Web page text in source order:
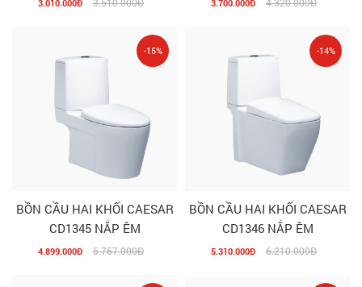
3.010.000Đ 3.510.000Đ 3.700.000Đ 4.320.000Đ
BỒN CẦU HAI KHỐI CAESAR
CD1345 NẮP ÊM
4.899.000Đ 5.767.000Đ
-15%
BỒN CẦU HAI KHỐI CAESAR
CD1346 NẮP ÊM
5.310.000Đ 6.210.000Đ
-14%